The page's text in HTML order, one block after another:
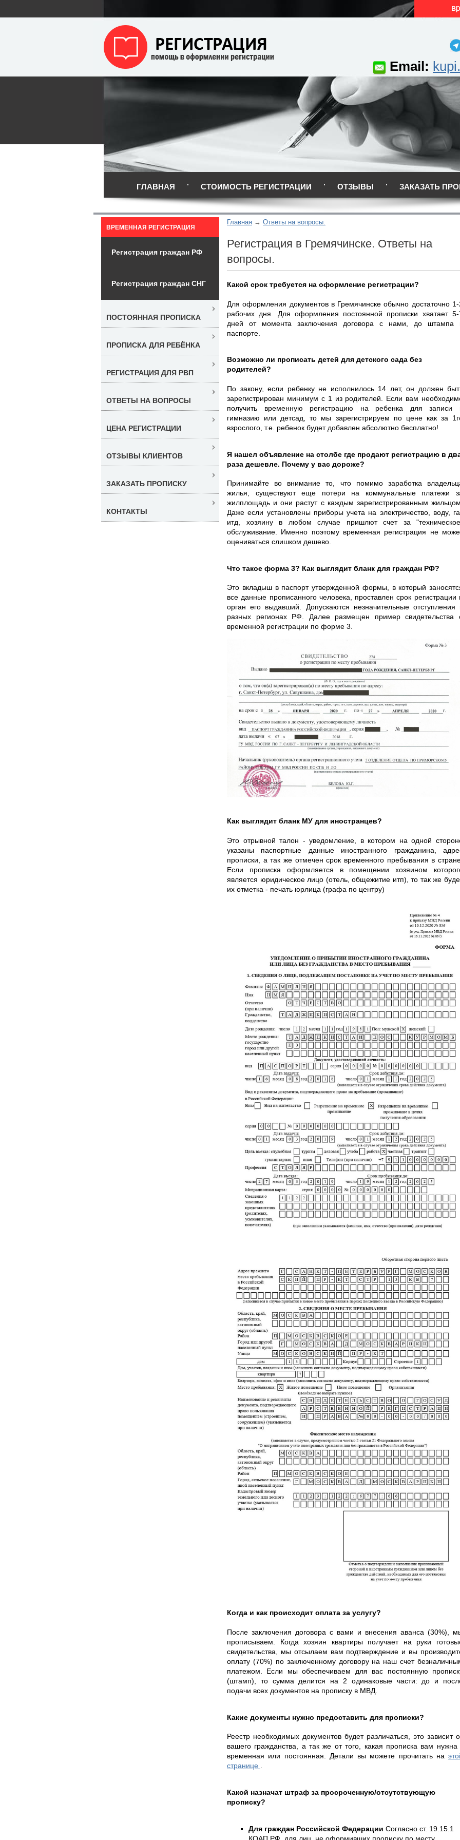
Email:
ГЛАВНАЯ СТОИМОСТЬ РЕГИСТРАЦИИ ОТЗЫВЫ ЗАКАЗАТЬ
Главная Ответы на вопросы.
Регистрация в Гремячинске. Ответы на
вопросы.
Какой срок требуется на оформление регистрации?
Для оформления документов в Гремячинске обычно достаточно 1-
рабочих дня. Для оформления постоянной прописки хватает 5-
дней от момента заключения договора с нами, до штампа
паспорте.
Возможно ли прописать детей для детского сада без
родителей?
По закону, если ребенку не исполнилось 14 лет, он должен
зарегистрирован минимум с 1 из родителей. Если вам
получить временную регистрацию на ребенка для записи
гимназию или детсад, то мы зарегистрируем по цене как за
взрослого, т.е. ребенок будет добавлен абсолютно бесплатно!
Я нашел объявление на столбе где продают регистрацию в
раза дешевле. Почему у вас дороже?
Принимайте во внимание то, что помимо заработка
жилья, существуют еще потери на коммунальные платежи
жилплощадь и они растут с каждым зарегистрированным
Даже если установлены приборы учета на электричество, воду,
итд, хозяину в любом случае пришлют счет за
обслуживание. Именно поэтому временная регистрация не
оцениваться слишком дешево.
Что такое форма 3? Как выглядит бланк для граждан РФ?
Это вкладыш в паспорт утвержденной формы, в который
все данные прописанного человека, проставлен срок регистрации
орган его выдавший. Допускаются незначительные отступления
разных регионах РФ. Далее размещен пример свидетельства
временной регистрации по форме 3.
Как выглядит бланк МУ для иностранцев?
Это отрывной талон - уведомление, в котором на одной
указаны паспортные данные иностранного гражданина,
прописки, а так же отмечен срок временного пребывания в
Если прописка оформляется в помещении хозяином
является юридическое лицо (отель, общежитие итп), то так же
их отметка - печать юрлица (графа по центру)
Когда и как происходит оплата за услугу?
После заключения договора с вами и внесения аванса (30%),
прописываем. Когда хозяин квартиры получает на руки
свидетельства, мы отсылаем вам подтверждение и вы
оплату (70%) по заключенному договору на наш счет
платежом. Если мы обеспечиваем для вас постоянную
(штамп), то сумма делится на 2 одинаковые части: до и
подачи всех документов на прописку в МВД.
Какие документы нужно предоставить для прописки?
Реестр необходимых документов будет различаться, это зависит
вашего гражданства, а так же от того, какая прописка вам нужна
временная или постоянная. Детали вы можете прочитать на
странице .
Какой назначат штраф за просроченную/отсутствующую
прописку?
Для граждан Российской Федерации Согласно ст. 19.15.1
КОАП РФ, для лиц, не оформивших прописку по месту
ВРЕМЕННАЯ РЕГИСТРАЦИЯ
Регистрация граждан РФ
Регистрация граждан СНГ
ПОСТОЯННАЯ ПРОПИСКА
ПРОПИСКА ДЛЯ РЕБЁНКА
РЕГИСТРАЦИЯ ДЛЯ РВП
ОТВЕТЫ НА ВОПРОСЫ
ЦЕНА РЕГИСТРАЦИИ
ОТЗЫВЫ КЛИЕНТОВ
ЗАКАЗАТЬ ПРОПИСКУ
КОНТАКТЫ